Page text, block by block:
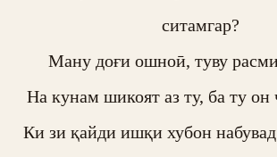
ситамгар?
Ману доғи ошноӣ, туву
На кунам шикоят аз ту, ба ту он
Ки зи қайди ишқи хубон